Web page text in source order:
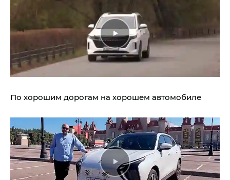
По хорошим дорогам на хорошем автомобиле